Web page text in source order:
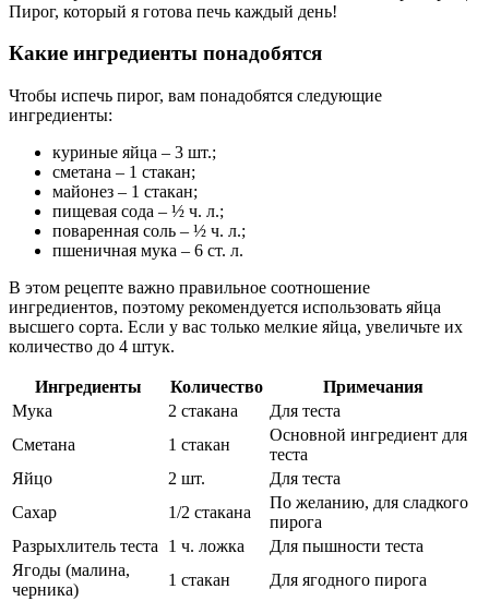
Пирог, который я готова печь каждый день!
Какие ингредиенты понадобятся
Чтобы испечь пирог, вам понадобятся следующие
ингредиенты:
куриные яйца – 3 шт.;
сметана – 1 стакан;
майонез – 1 стакан;
пищевая сода – ½ ч. л.;
поваренная соль – ½ ч. л.;
пшеничная мука – 6 ст. л.
В этом рецепте важно правильное соотношение
ингредиентов, поэтому рекомендуется использовать яйца
высшего сорта. Если у вас только мелкие яйца, увеличьте их
количество до 4 штук.
Ингредиенты Количество
Примечания
Мука
2 стакана
Для теста
Сметана
1 стакан
Основной ингредиент для
теста
Яйцо
2 шт.
Для теста
Сахар
1/2 стакана
По желанию, для сладкого
пирога
Разрыхлитель теста
1 ч. ложка
Для пышности теста
Ягоды (малина,
черника)
1 стакан
Для ягодного пирога